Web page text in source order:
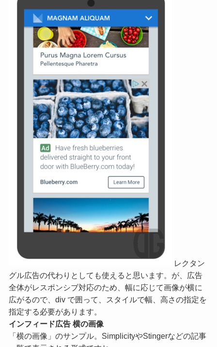
レクタン
グル広告の代わりとしても使えると思います。が、広告
全体がレスポンシブ対応のため、幅に応じて画像が横に
広がるので、div で囲って、スタイルで幅、高さの指定を
指定する必要があります。
インフィード広告 横の画像
「横の画像」のサンプル。SimplicityやStingerなどの記事